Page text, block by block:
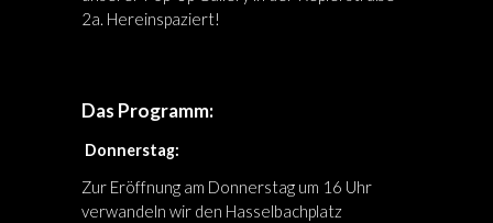
2a. Hereinspaziert!
Das Programm:
Donnerstag:
Zur Eröffnung am Donnerstag um 16 Uhr
verwandeln wir den Hasselbachplatz